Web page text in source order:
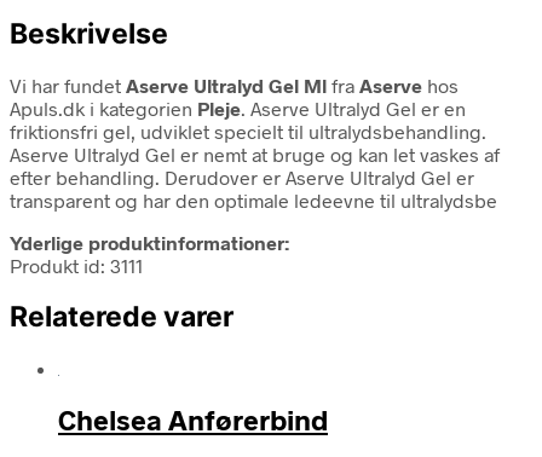
Beskrivelse
Vi har fundet Aserve Ultralyd Gel Ml fra Aserve hos
Apuls.dk i kategorien Pleje. Aserve Ultralyd Gel er en
friktionsfri gel, udviklet specielt til ultralydsbehandling.
Aserve Ultralyd Gel er nemt at bruge og kan let vaskes af
efter behandling. Derudover er Aserve Ultralyd Gel er
transparent og har den optimale ledeevne til ultralydsbe
Yderlige produktinformationer:
Produkt id: 3111
Relaterede varer
Chelsea Anførerbind